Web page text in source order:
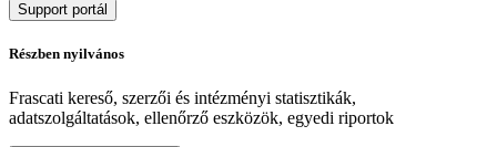
Support portál
Részben nyilvános
Frascati kereső, szerzői és intézményi statisztikák,
adatszolgáltatások, ellenőrző eszközök, egyedi riportok